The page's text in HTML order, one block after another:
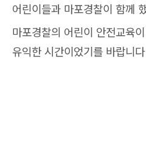
어린이들과 마포경찰이 함께
마포경찰의 어린이 안전교육
유익한 시간이었기를 바랍니